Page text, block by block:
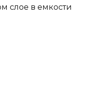
слое в емкости